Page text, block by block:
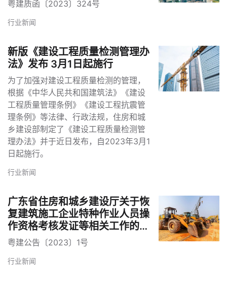
粤建质函〔2023〕324号
行业新闻
新版《建设工程质量检测管理办
法》发布 3月1日起施行
为了加强对建设工程质量检测的管理，
根据《中华人民共和国建筑法》《建设
工程质量管理条例》《建设工程抗震管
理条例》等法律、行政法规，住房和城
乡建设部制定了《建设工程质量检测管
理办法》并于近日发布，自2023年3月1
日起施行。
行业新闻
广东省住房和城乡建设厅关于恢
复建筑施工企业特种作业人员操
作资格考核发证等相关工作的通
告
粤建公告〔2023〕1号
行业新闻